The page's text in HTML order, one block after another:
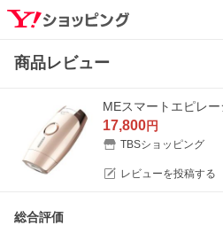
商品レビュー
17,800円
TBSショッピング
レビューを投稿する
総合評価